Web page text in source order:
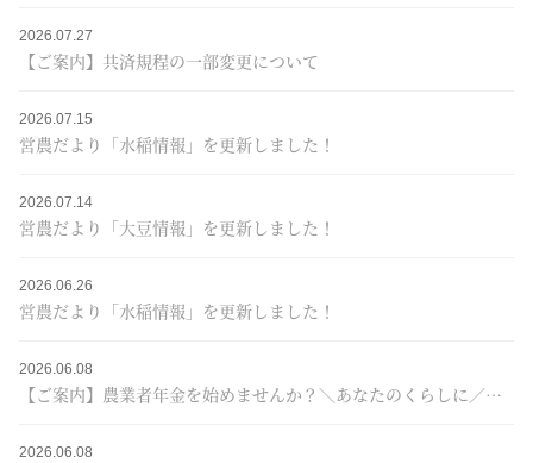
2026.07.27
【ご案内】共済規程の一部変更について
2026.07.15
営農だより「水稲情報」を更新しました！
2026.07.14
営農だより「大豆情報」を更新しました！
2026.06.26
営農だより「水稲情報」を更新しました！
2026.06.08
【ご案内】農業者年金を始めませんか？＼あなたのくらしに／＋JAプレゼントキャンペーン♪
2026.06.08